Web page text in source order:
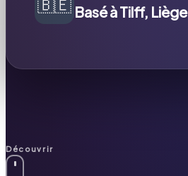
Basé à Tilff, Liège
Découvrir